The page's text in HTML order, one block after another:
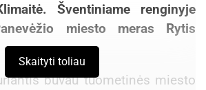
Šventiniame renginyje
miesto meras Rytis
buvau tuometinės miesto
Skaityti toliau